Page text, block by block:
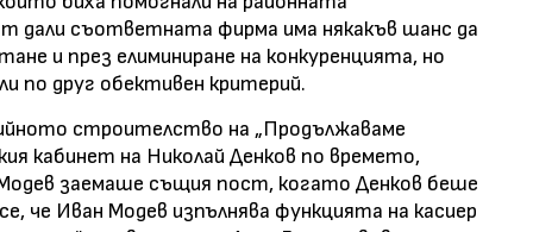
дали съответната фирма има някакъв шанс да
и през елиминиране на конкуренцията, но
по друг обективен критерий.
строителство на „Продължаваме
кабинет на Николай Денков по времето,
заемаше същия пост, когато Денков беше
че Иван Модев изпълнява функцията на касиер